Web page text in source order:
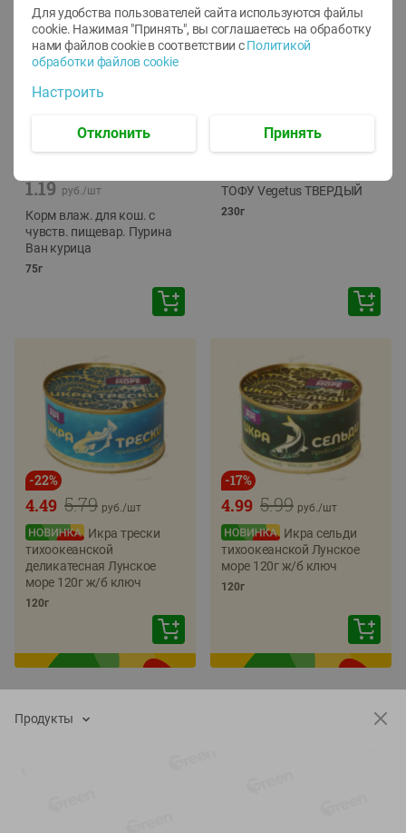
1.19 руб./шт
Корм влаж. для кош. с
чувств. пищевар. Пурина
Ван курица
75г
ТОФУ Vegetus ТВЕРДЫЙ
230г
-22%
5.79
4.49 руб./шт
Икра трески
тихоокеанской
деликатесная Лунское
море 120г ж/б ключ
120г
-17%
5.99
4.99 руб./шт
Икра сельди
тихоокеанской Лунское
море 120г ж/б ключ
120г
Продукты
Для удобства пользователей сайта используются файлы
cookie. Нажимая "Принять", вы соглашаетесь на обработку
нами файлов cookie в соответствии с Политикой
обработки файлов cookie
Настроить
Отклонить Принять